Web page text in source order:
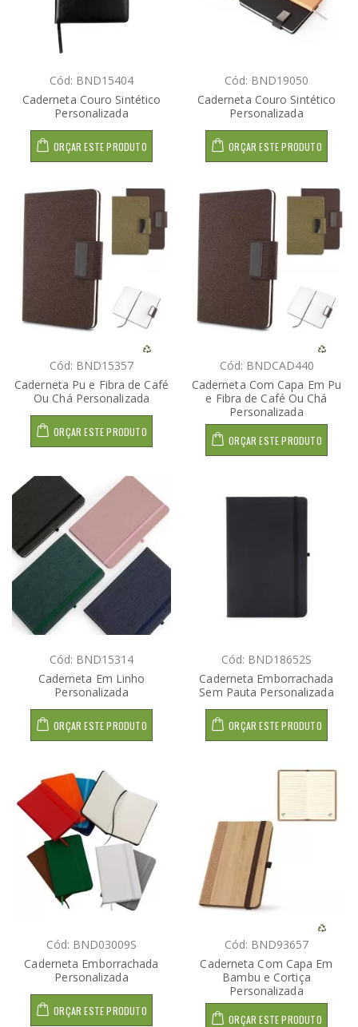
Cód: BND15404
Caderneta Couro Sintético
Personalizada
ORÇAR ESTE PRODUTO
Cód: BND19050
Caderneta Couro Sintético
Personalizada
ORÇAR ESTE PRODUTO
Cód: BND15357
Caderneta Pu e Fibra de Café
Ou Chá Personalizada
ORÇAR ESTE PRODUTO
Cód: BNDCAD440
Caderneta Com Capa Em Pu
e Fibra de Café Ou Chá
Personalizada
ORÇAR ESTE PRODUTO
Cód: BND15314
Caderneta Em Linho
Personalizada
ORÇAR ESTE PRODUTO
Cód: BND18652S
Caderneta Emborrachada
Sem Pauta Personalizada
ORÇAR ESTE PRODUTO
Cód: BND03009S
Caderneta Emborrachada
Personalizada
ORÇAR ESTE PRODUTO
Cód: BND93657
Caderneta Com Capa Em
Bambu e Cortiça
Personalizada
ORÇAR ESTE PRODUTO